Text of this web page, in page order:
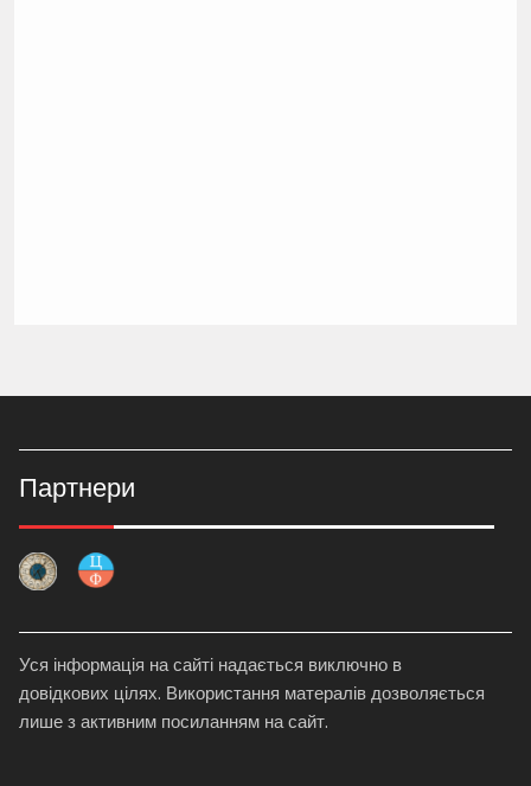
Партнери
Уся інформація на сайті надається виключно в
довідкових цілях. Використання матералів дозволяється
лише з активним посиланням на сайт.